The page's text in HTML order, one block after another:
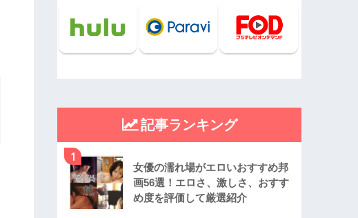
記事ランキング
1
女優の濡れ場がエロいおすすめ邦
画56選！エロさ、激しさ、おすす
め度を評価して厳選紹介